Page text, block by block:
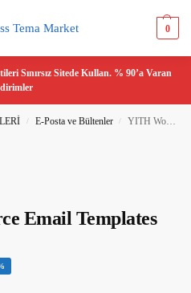
0
Sınırsız Sitede Kullan. % 90’a Varan
/ E-Posta ve Bültenler / YITH WooCommerce Email Templates Premium
Email Templates